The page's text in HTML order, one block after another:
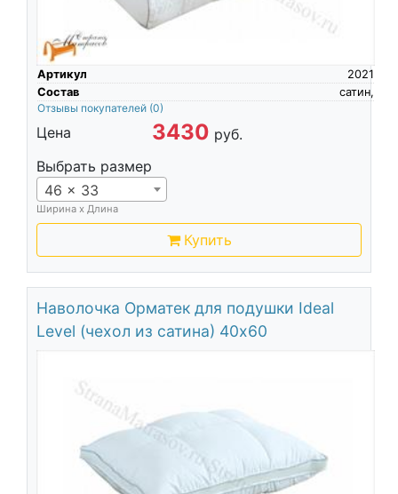
Артикул
2021
Состав
сатин,
Отзывы покупателей (0)
Цена 3430 руб.
Выбрать размер
46 x 33
Ширина х Длина
Купить
Наволочка Орматек для подушки Ideal
Level (чехол из сатина) 40х60